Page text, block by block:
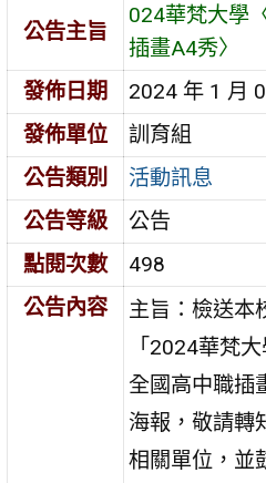
公告主旨
024華梵大學
插畫A4秀〉
發佈日期
2024 年 1 月
發佈單位
訓育組
公告類別
活動訊息
公告等級
公告
點閱次數
498
公告內容
主旨：檢送本
「2024華梵
全國高中職插
海報，敬請轉
相關單位，並